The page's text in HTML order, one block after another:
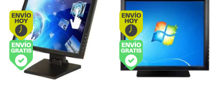
Envío hoy. Comprando antes de 13Hs.
Envío gratis (Ver Envíos y Pagos) Envío gratis (Ver